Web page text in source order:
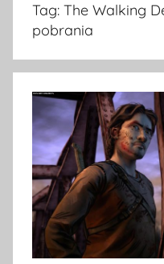
Tag: The Walking
pobrania